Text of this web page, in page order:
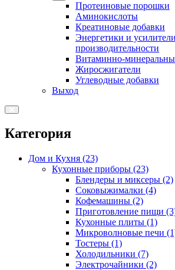
Протеиновые порошки
Аминокислоты
Креатиновые добавки
Энергетики и усилители
производительности
Витаминно-
Жиросжигатели
Углеводные добавки
Выход
Категория
Дом и Кухня (23)
Кухонные приборы (23)
Блендеры и миксеры (2)
Соковыжималки (4)
Кофемашины (2)
Приготовление пищи
Кухонные плиты (1)
Микроволновые печи
Тостеры (1)
Холодильники (7)
Электрочайники (2)